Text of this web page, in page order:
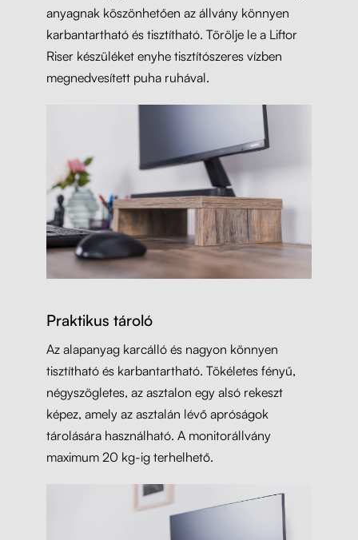
anyagnak köszönhetően az állvány könnyen
karbantartható és tisztítható. Törölje le a Liftor
Riser készüléket enyhe tisztítószeres vízben
megnedvesített puha ruhával.
Praktikus tároló
Az alapanyag karcálló és nagyon könnyen
tisztítható és karbantartható. Tökéletes fényű,
négyszögletes, az asztalon egy alsó rekeszt
képez, amely az asztalán lévő apróságok
tárolására használható. A monitorállvány
maximum 20 kg-ig terhelhető.